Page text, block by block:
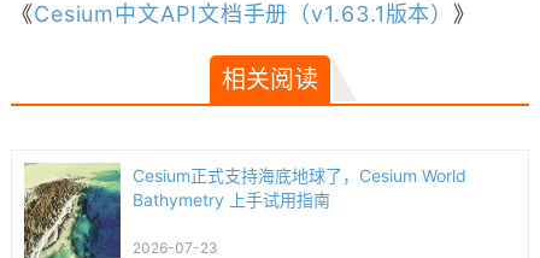
《Cesium中文API文档手册（v1.63.1版本） 》
相关阅读
Cesium正式支持海底地球了，Cesium World
Bathymetry 上手试用指南
2026-07-23